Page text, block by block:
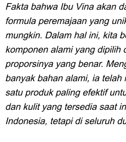
Fakta bahwa Ibu Vina akan
formula peremajaan yang
mungkin. Dalam hal ini, kita
komponen alami yang dipilih
proporsinya yang benar.
banyak bahan alami, ia telah
satu produk paling efektif
dan kulit yang tersedia saat
Indonesia, tetapi di seluruh